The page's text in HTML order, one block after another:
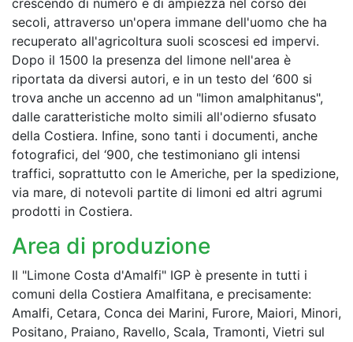
crescendo di numero e di ampiezza nel corso dei
secoli, attraverso un'opera immane dell'uomo che ha
recuperato all'agricoltura suoli scoscesi ed impervi.
Dopo il 1500 la presenza del limone nell'area è
riportata da diversi autori, e in un testo del ‘600 si
trova anche un accenno ad un "limon amalphitanus",
dalle caratteristiche molto simili all'odierno sfusato
della Costiera. Infine, sono tanti i documenti, anche
fotografici, del ‘900, che testimoniano gli intensi
traffici, soprattutto con le Americhe, per la spedizione,
via mare, di notevoli partite di limoni ed altri agrumi
prodotti in Costiera.
Area di produzione
Il "Limone Costa d'Amalfi" IGP è presente in tutti i
comuni della Costiera Amalfitana, e precisamente:
Amalfi, Cetara, Conca dei Marini, Furore, Maiori, Minori,
Positano, Praiano, Ravello, Scala, Tramonti, Vietri sul